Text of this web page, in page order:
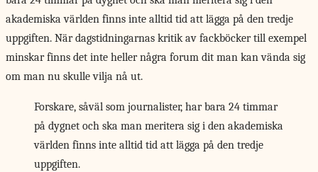
akademiska världen finns inte alltid tid att lägga på den tredje
uppgiften. När dagstidningarnas kritik av fackböcker till exempel
minskar finns det inte heller några forum dit man kan vända sig
om man nu skulle vilja nå ut.
Forskare, såväl som journalister, har bara 24 timmar
på dygnet och ska man meritera sig i den akademiska
världen finns inte alltid tid att lägga på den tredje
uppgiften.